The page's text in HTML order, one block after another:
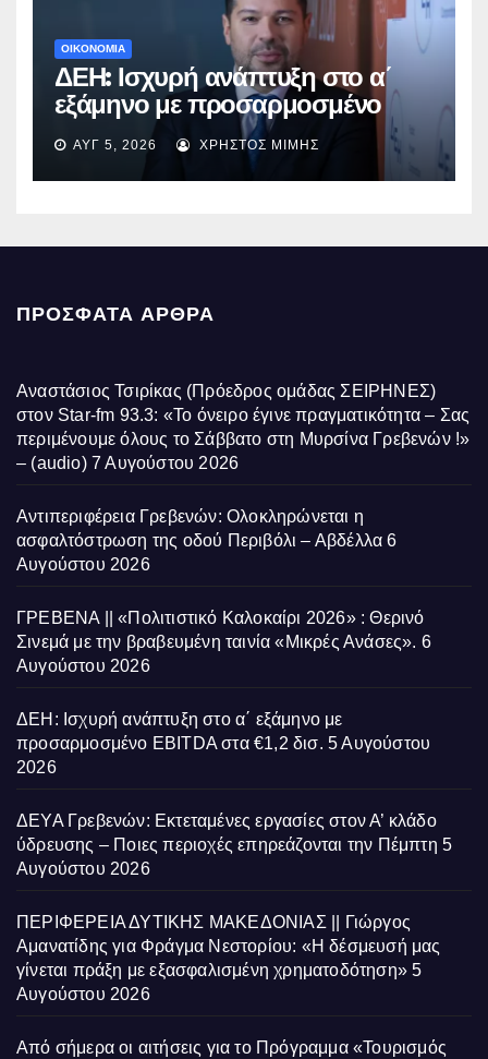
ΟΙΚΟΝΟΜΙΑ
ΔΕΗ: Ισχυρή ανάπτυξη στο α΄
εξάμηνο με προσαρμοσμένο
EBITDA στα €1,2 δισ.
ΑΥΓ 5, 2026 ΧΡΉΣΤΟΣ ΜΊΜΗΣ
ΠΡΌΣΦΑΤΑ ΆΡΘΡΑ
Αναστάσιος Τσιρίκας (Πρόεδρος ομάδας ΣΕΙΡΗΝΕΣ)
στον Star-fm 93.3: «Το όνειρο έγινε πραγματικότητα – Σας
περιμένουμε όλους το Σάββατο στη Μυρσίνα Γρεβενών !»
– (audio) 7 Αυγούστου 2026
Αντιπεριφέρεια Γρεβενών: Ολοκληρώνεται η
ασφαλτόστρωση της οδού Περιβόλι – Αβδέλλα 6
Αυγούστου 2026
ΓΡΕΒΕΝΑ || «Πολιτιστικό Καλοκαίρι 2026» : Θερινό
Σινεμά με την βραβευμένη ταινία «Μικρές Ανάσες». 6
Αυγούστου 2026
ΔΕΗ: Ισχυρή ανάπτυξη στο α΄ εξάμηνο με
προσαρμοσμένο EBITDA στα €1,2 δισ. 5 Αυγούστου
2026
ΔΕΥΑ Γρεβενών: Εκτεταμένες εργασίες στον Α’ κλάδο
ύδρευσης – Ποιες περιοχές επηρεάζονται την Πέμπτη 5
Αυγούστου 2026
ΠΕΡΙΦΕΡΕΙΑ ΔΥΤΙΚΗΣ ΜΑΚΕΔΟΝΙΑΣ || Γιώργος
Αμανατίδης για Φράγμα Νεστορίου: «Η δέσμευσή μας
γίνεται πράξη με εξασφαλισμένη χρηματοδότηση» 5
Αυγούστου 2026
Από σήμερα οι αιτήσεις για το Πρόγραμμα «Τουρισμός